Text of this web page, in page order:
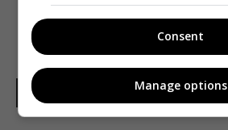
НОВИНИ УКРАЇНИ І СВІТУ
Consent
Manage options